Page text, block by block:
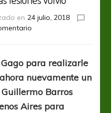
en 24 julio, 2018
las
lesiones
volvió
para realizarle
nuevamente un
Barros
Aires para